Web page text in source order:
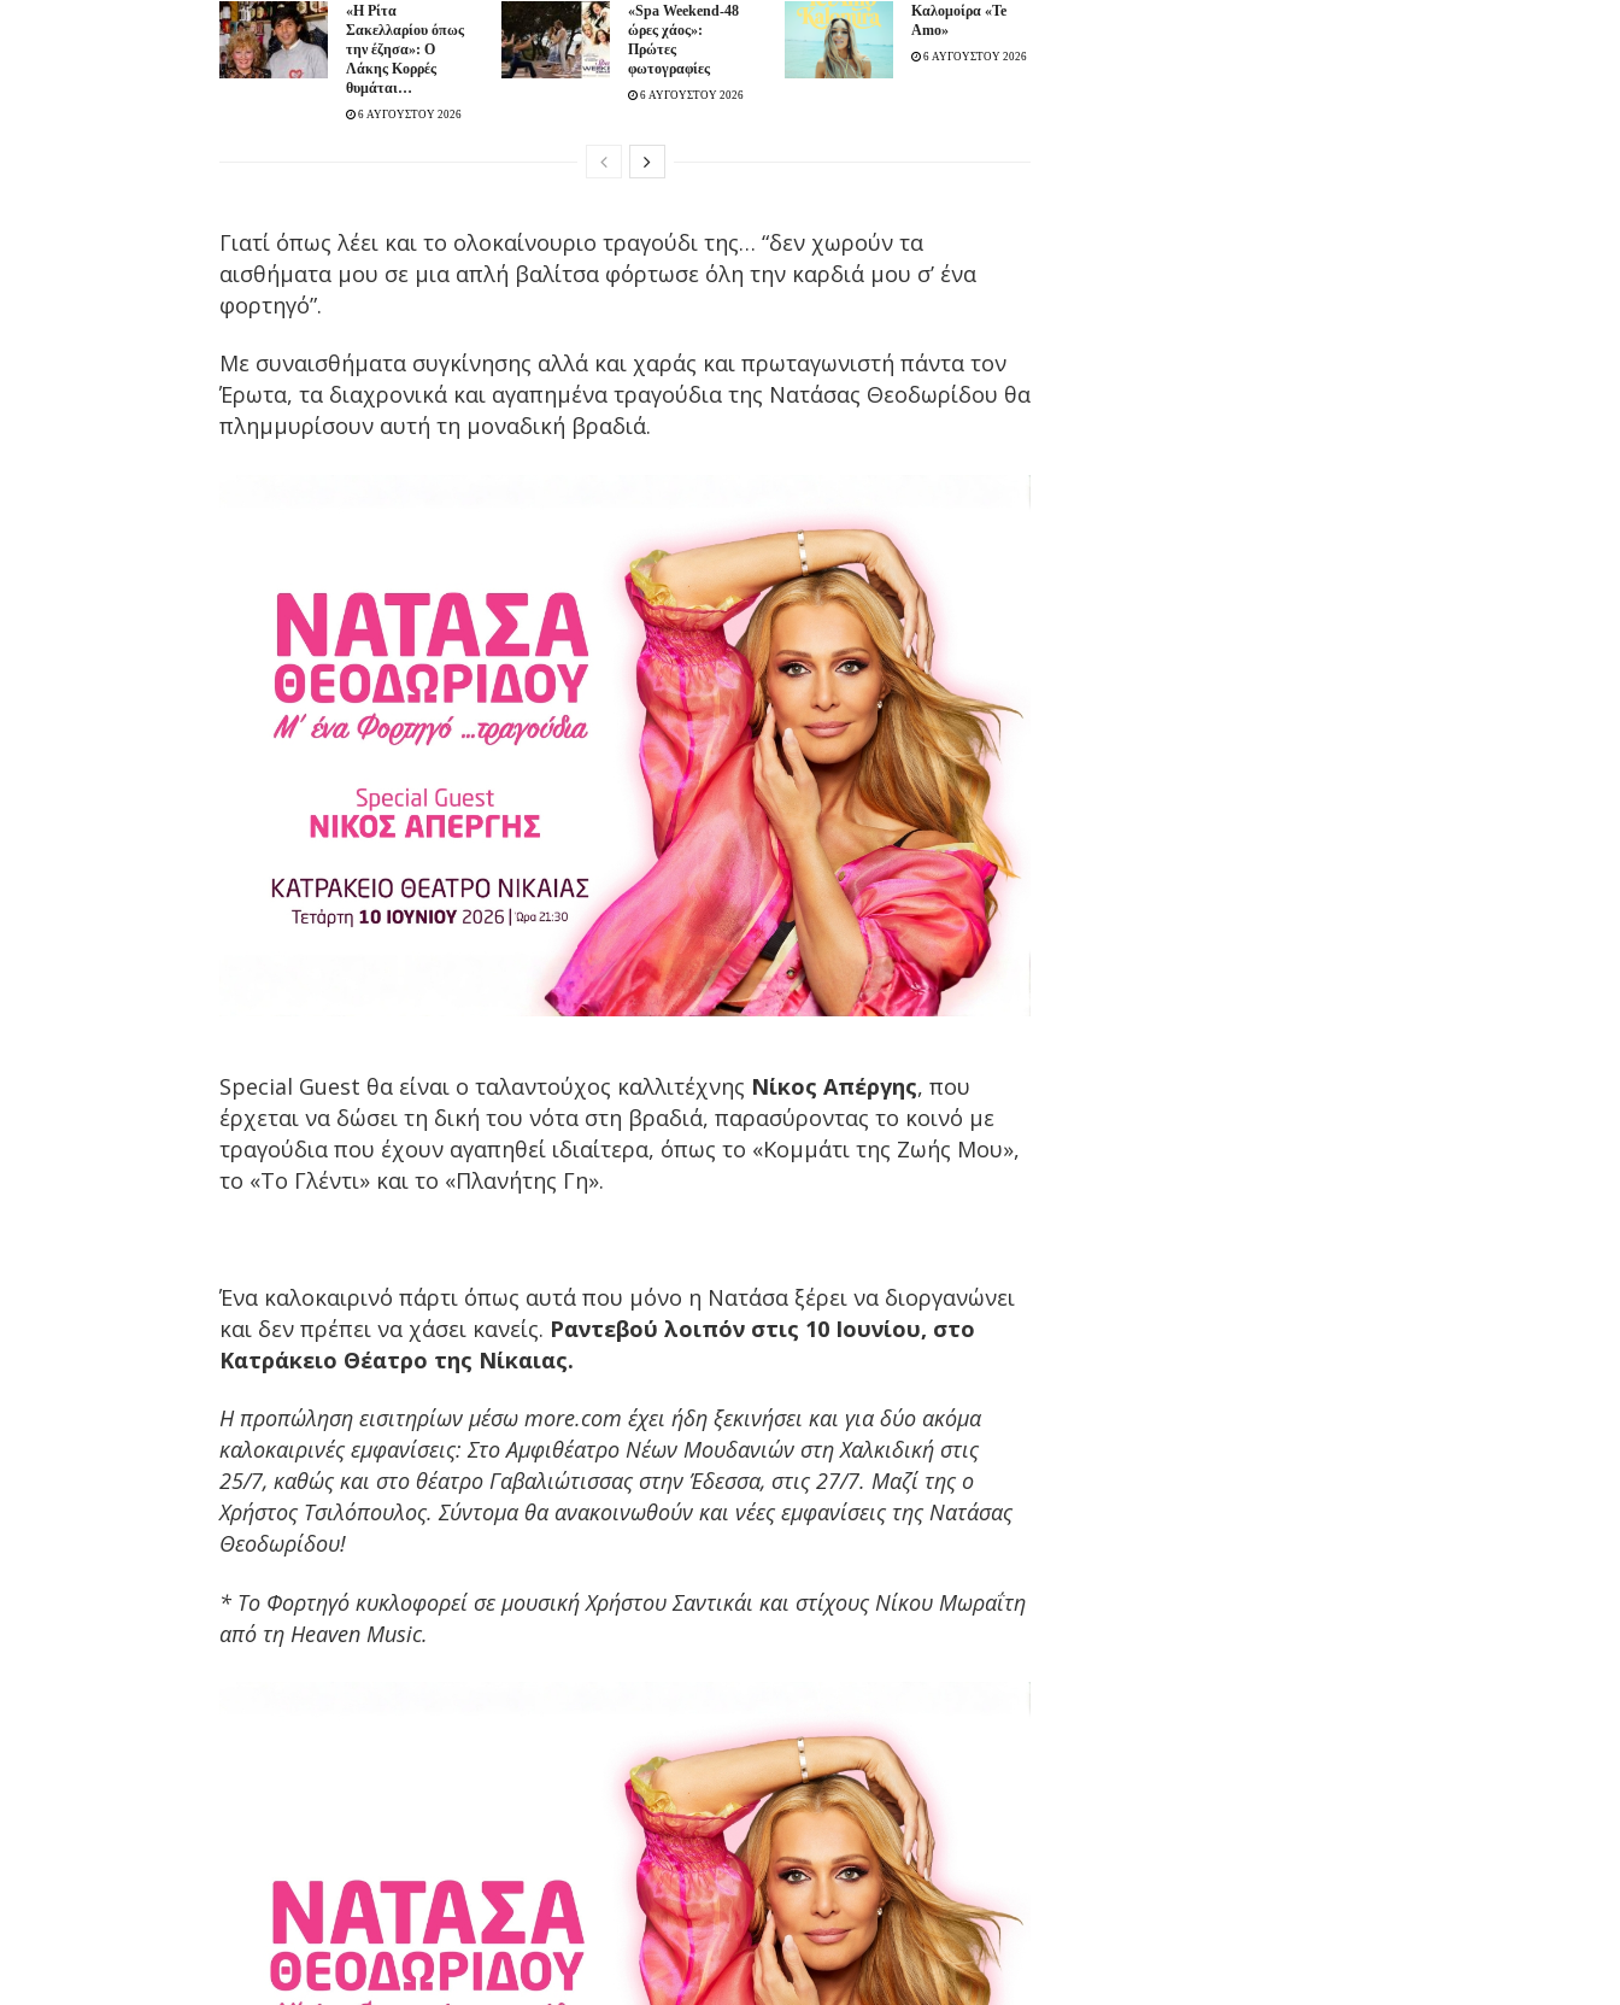
«Η Ρίτα
Σακελλαρίου όπως
την έζησα»: Ο
Λάκης Κορρές
θυμάται…
6 ΑΥΓΟΥΣΤΟΥ 2026
«Spa Weekend-48
ώρες χάος»:
Πρώτες
φωτογραφίες
6 ΑΥΓΟΥΣΤΟΥ 2026
Καλομοίρα «Te
Amo»
6 ΑΥΓΟΥΣΤΟΥ 2026
Γιατί όπως λέει και το ολοκαίνουριο τραγούδι της… “δεν χωρούν τα
αισθήματα μου σε μια απλή βαλίτσα φόρτωσε όλη την καρδιά μου σ’ ένα
φορτηγό”.
Με συναισθήματα συγκίνησης αλλά και χαράς και πρωταγωνιστή πάντα τον
Έρωτα, τα διαχρονικά και αγαπημένα τραγούδια της Νατάσας Θεοδωρίδου θα
πλημμυρίσουν αυτή τη μοναδική βραδιά.
Special Guest θα είναι ο ταλαντούχος καλλιτέχνης Νίκος Απέργης, που
έρχεται να δώσει τη δική του νότα στη βραδιά, παρασύροντας το κοινό με
τραγούδια που έχουν αγαπηθεί ιδιαίτερα, όπως το «Κομμάτι της Ζωής Μου»,
το «Το Γλέντι» και το «Πλανήτης Γη».
Ένα καλοκαιρινό πάρτι όπως αυτά που μόνο η Νατάσα ξέρει να διοργανώνει
και δεν πρέπει να χάσει κανείς. Ραντεβού λοιπόν στις 10 Ιουνίου, στο
Κατράκειο Θέατρο της Νίκαιας.
Η προπώληση εισιτηρίων μέσω more.com έχει ήδη ξεκινήσει και για δύο ακόμα
καλοκαιρινές εμφανίσεις: Στο Αμφιθέατρο Νέων Μουδανιών στη Χαλκιδική στις
25/7, καθώς και στο θέατρο Γαβαλιώτισσας στην Έδεσσα, στις 27/7. Μαζί της ο
Χρήστος Τσιλόπουλος. Σύντομα θα ανακοινωθούν και νέες εμφανίσεις της Νατάσας
Θεοδωρίδου!
* Το Φορτηγό κυκλοφορεί σε μουσική Χρήστου Σαντικάι και στίχους Νίκου Μωραΐτη
από τη Heaven Music.